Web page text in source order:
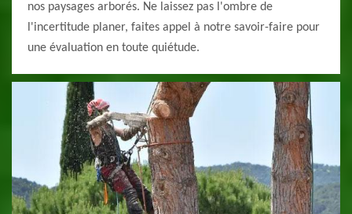
nos paysages arborés. Ne laissez pas l'ombre de
l'incertitude planer, faites appel à notre savoir-faire pour
une évaluation en toute quiétude.